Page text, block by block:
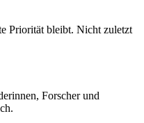
Priorität bleibt. Nicht zuletzt
Forscher und